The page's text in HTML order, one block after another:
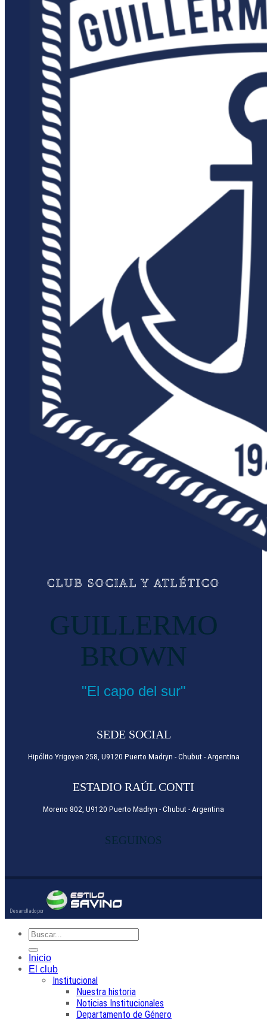
CLUB SOCIAL Y ATLÉTICO
GUILLERMO
BROWN
"El capo del sur"
SEDE SOCIAL
Hipólito Yrigoyen 258, U9120 Puerto Madryn - Chubut - Argentina
ESTADIO RAÚL CONTI
Moreno 802, U9120 Puerto Madryn - Chubut - Argentina
SEGUINOS
Inicio
El club
Institucional
Nuestra historia
Noticias Institucionales
Departamento de Género